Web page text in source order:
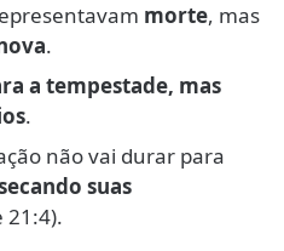
morte, mas
.
a tempestade, mas
.
não vai durar para
suas
21:4).